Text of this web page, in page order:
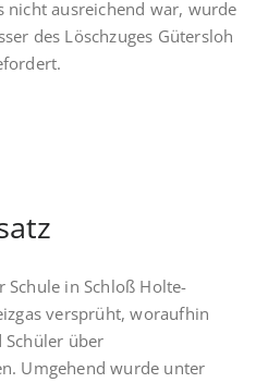
nicht ausreichend war, wurde
des Löschzuges Gütersloh
in Schloß Holte-
versprüht, woraufhin
über
Umgehend wurde unter